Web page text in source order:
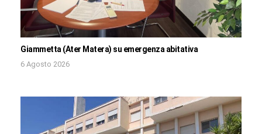
Giammetta (Ater Matera) su emergenza abitativa
6 Agosto 2026